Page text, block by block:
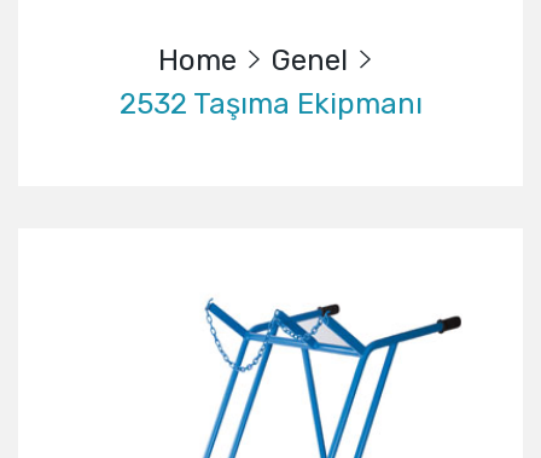
Home
Genel
2532 Taşıma Ekipmanı